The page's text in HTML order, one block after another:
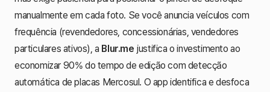
manualmente em cada foto. Se você anuncia veículos com
frequência (revendedores, concessionárias, vendedores
particulares ativos), a Blur.me justifica o investimento ao
economizar 90% do tempo de edição com detecção
automática de placas Mercosul. O app identifica e desfoca